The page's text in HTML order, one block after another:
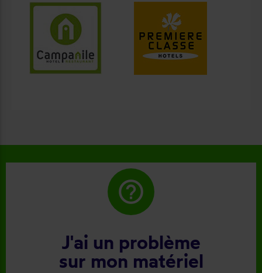
help_outline
J'ai un problème
sur mon matériel